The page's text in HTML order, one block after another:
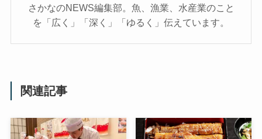
さかなのNEWS編集部。魚、漁業、水産業のこと
を「広く」「深く」「ゆるく」伝えています。
関連記事